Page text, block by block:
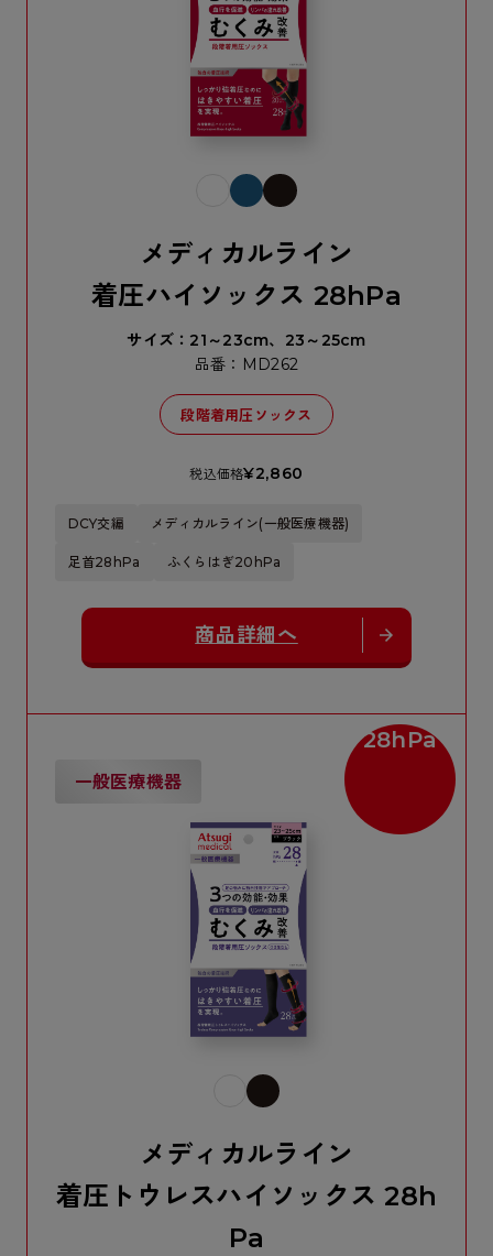
メディカルライン
着圧ハイソックス 28hPa
サイズ：21～23cm、23～25cm
品番：MD262
段階着用圧ソックス
税込価格¥2,860
DCY交編 メディカルライン(一般医療機器)
足首28hPa ふくらはぎ20hPa
商品詳細へ
28hPa
一般医療機器
メディカルライン
着圧トウレスハイソックス 28h
Pa